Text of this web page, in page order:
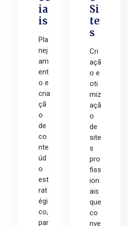
ia
is
Pla
nej
am
ent
o e
cria
çã
o
de
co
nte
úd
o
est
rat
égi
co,
par
Si
te
s
Cri
açã
o e
oti
miz
açã
o
de
site
s
pro
fiss
ion
ais
que
co
nve